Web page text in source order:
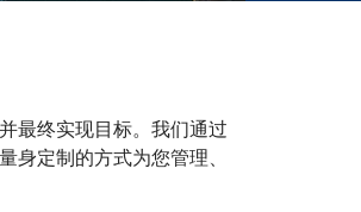
最终实现目标。我们通过
身定制的方式为您管理、